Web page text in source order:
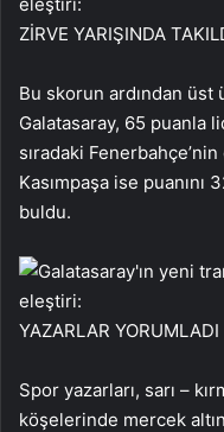
ZİRVE YARIŞINDA
Bu skorun ardından
Galatasaray, 65 puanla
sıradaki
Kasımpaşa ise puanını
buldu.
YAZARLAR YORUMLADI
Spor yazarları, sarı –
köşelerinde mercek